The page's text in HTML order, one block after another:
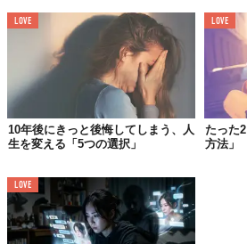
「他人の夢」を語
人生に変化は起こ
LOVE
10年後にきっと後悔してしまう、人
生を変える「5つの選択」
LOVE
たった
方法」
LOVE